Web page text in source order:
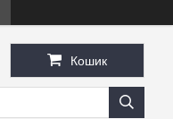
Кошик